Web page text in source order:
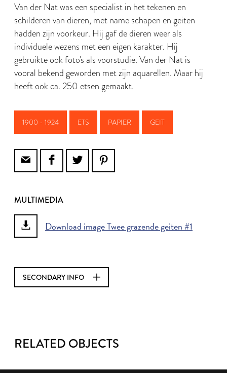
Van der Nat was een specialist in het tekenen en
schilderen van dieren, met name schapen en geiten
hadden zijn voorkeur. Hij gaf de dieren weer als
individuele wezens met een eigen karakter. Hij
gebruikte ook foto's als voorstudie. Van der Nat is
vooral bekend geworden met zijn aquarellen. Maar hij
heeft ook ca. 250 etsen gemaakt.
1900 - 1924 ETS PAPIER GEIT
MULTIMEDIA
Download image Twee grazende geiten #1
SECONDARY INFO
RELATED OBJECTS